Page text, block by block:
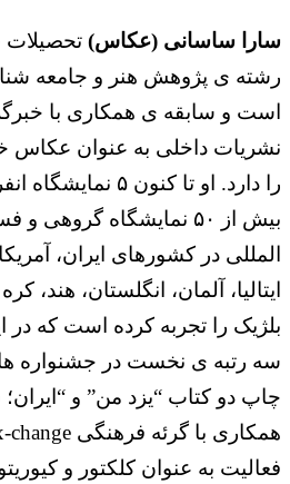
سارا ساسانی (عکاس) تحصیلات
رشته ی پژوهش هنر و جامعه
است و سابقه ی همکاری با
نشریات داخلی به عنوان عکاس
را دارد. او تا کنون
بیش از ۵۰ نمایشگاه
المللی در کشورهای ایران،
ایتالیا، آلمان، انگلستان،
بلژیک را تجربه کرده است که
سه رتبه ی نخست در جشنواره
چاپ دو کتاب “یزد من” و
فعالیت به عنوان کلکتور و